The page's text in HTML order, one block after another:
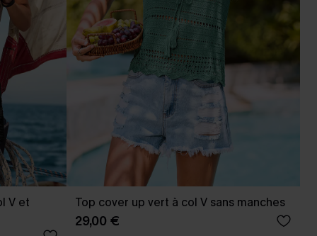
V et
Top cover up vert à col V sans manches
29,00 €